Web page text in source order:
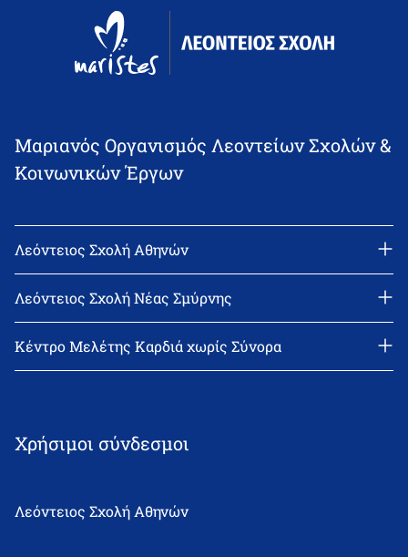
Μαριανός Οργανισμός Λεοντείων Σχολών &
Κοινωνικών Έργων
Λεόντειος Σχολή Αθηνών
email: l_leonin@leonteiosedu.gr
Λεόντειος Σχολή Νέας Σμύρνης
email: info@leonteiosns.gr
Κέντρο Μελέτης Καρδιά χωρίς Σύνορα
Χρήσιμοι σύνδεσμοι
Λεόντειος Σχολή Αθηνών